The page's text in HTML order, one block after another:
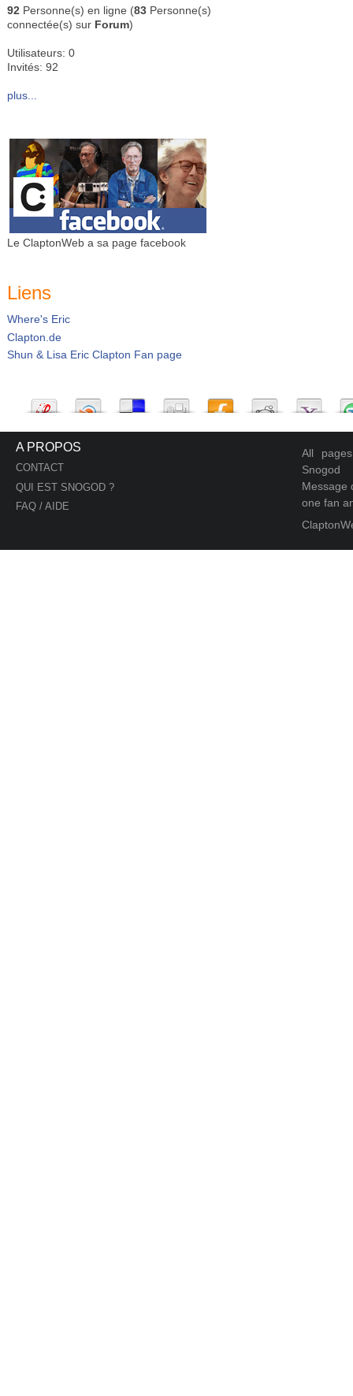
92 Personne(s) en ligne (83 Personne(s)
connectée(s) sur Forum)
Utilisateurs: 0
Invités: 92
plus...
Le ClaptonWeb a sa page facebook
Liens
Where's Eric
Clapton.de
Shun & Lisa Eric Clapton Fan page
A PROPOS
CONTACT
QUI EST SNOGOD ?
FAQ / AIDE
All
Snogod
Message
one fan